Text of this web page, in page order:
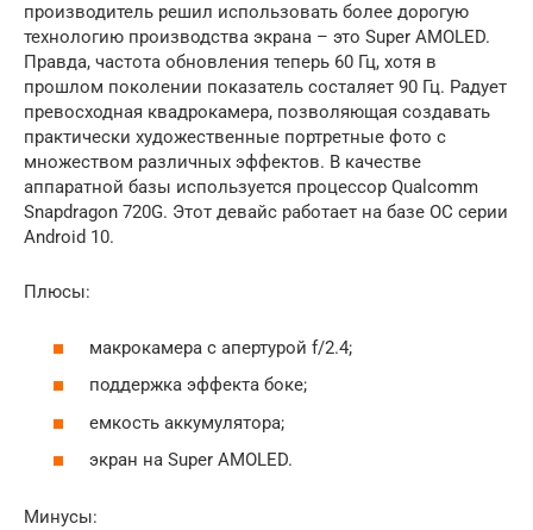
производитель решил использовать более дорогую
технологию производства экрана – это Super AMOLED.
Правда, частота обновления теперь 60 Гц, хотя в
прошлом поколении показатель состаляет 90 Гц. Радует
превосходная квадрокамера, позволяющая создавать
практически художественные портретные фото с
множеством различных эффектов. В качестве
аппаратной базы используется процессор Qualcomm
Snapdragon 720G. Этот девайс работает на базе ОС серии
Android 10.
Плюсы:
макрокамера с апертурой f/2.4;
поддержка эффекта боке;
емкость аккумулятора;
экран на Super AMOLED.
Минусы: